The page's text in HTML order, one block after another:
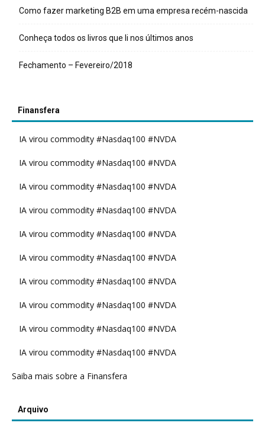
Como fazer marketing B2B em uma empresa recém-nascida
Conheça todos os livros que li nos últimos anos
Fechamento – Fevereiro/2018
Finansfera
IA virou commodity #Nasdaq100 #NVDA
IA virou commodity #Nasdaq100 #NVDA
IA virou commodity #Nasdaq100 #NVDA
IA virou commodity #Nasdaq100 #NVDA
IA virou commodity #Nasdaq100 #NVDA
IA virou commodity #Nasdaq100 #NVDA
IA virou commodity #Nasdaq100 #NVDA
IA virou commodity #Nasdaq100 #NVDA
IA virou commodity #Nasdaq100 #NVDA
IA virou commodity #Nasdaq100 #NVDA
Saiba mais sobre a Finansfera
Arquivo